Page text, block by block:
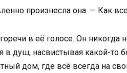
произнесла она. — Как
в её голосе. Он никогда
в душ, насвистывая какой-то
дом, где всё всегда на